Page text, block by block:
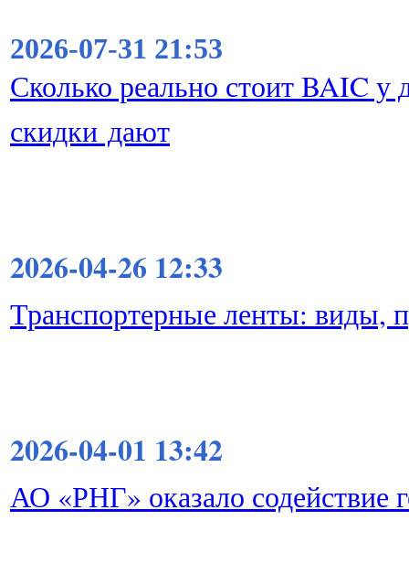
2026-07-31 21:53
Сколько реально стоит BAIC у
скидки дают
2026-04-26 12:33
Транспортерные ленты: виды,
2026-04-01 13:42
АО «РНГ» оказало содействие